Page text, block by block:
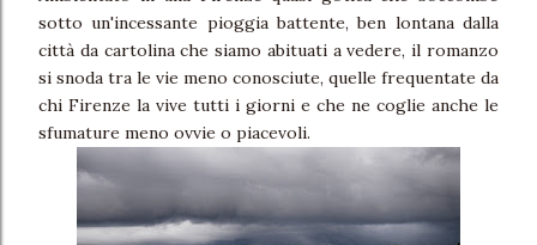
sotto un'incessante pioggia battente, ben lontana dalla
città da cartolina che siamo abituati a vedere, il romanzo
si snoda tra le vie meno conosciute, quelle frequentate da
chi Firenze la vive tutti i giorni e che ne coglie anche le
sfumature meno ovvie o piacevoli.